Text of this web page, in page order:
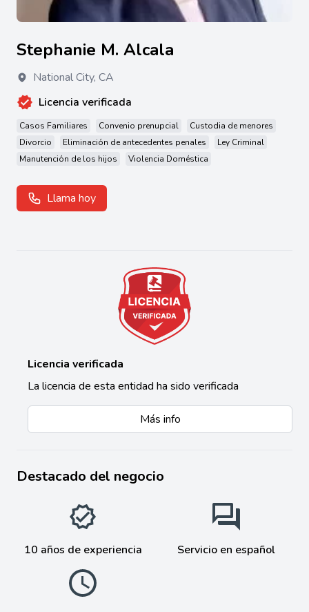
Stephanie M. Alcala
National City, CA
Licencia verificada
Casos Familiares Convenio prenupcial
Custodia de menores
Divorcio
Eliminación de antecedentes penales
Ley Criminal
Manutención de los hijos
Violencia Doméstica
Llama hoy
Licencia verificada
La licencia de esta entidad ha sido verificada
Más info
Destacado del negocio
10 años de experiencia Servicio en español